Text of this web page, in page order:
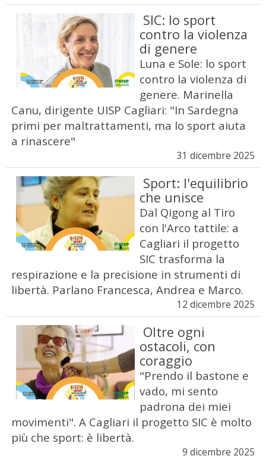
SIC: lo sport
contro la violenza
di genere
Luna e Sole: lo sport
contro la violenza di
genere. Marinella
Canu, dirigente UISP Cagliari: "In Sardegna
primi per maltrattamenti, ma lo sport aiuta
a rinascere"
31 dicembre 2025
Sport: l'equilibrio
che unisce
Dal Qigong al Tiro
con l'Arco tattile: a
Cagliari il progetto
SIC trasforma la
respirazione e la precisione in strumenti di
libertà. Parlano Francesca, Andrea e Marco.
12 dicembre 2025
Oltre ogni
ostacoli, con
coraggio
"Prendo il bastone e
vado, mi sento
padrona dei miei
movimenti". A Cagliari il progetto SIC è molto
più che sport: è libertà.
9 dicembre 2025